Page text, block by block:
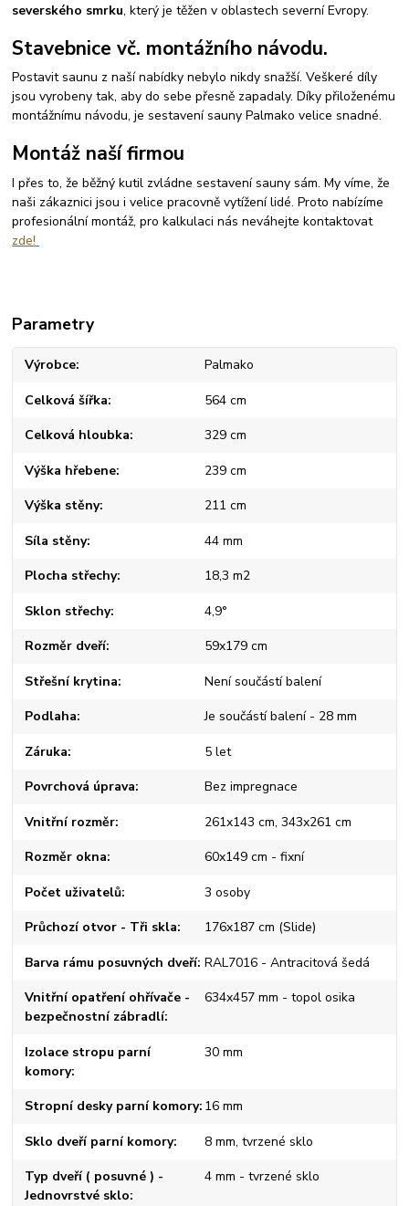
severského smrku, který je těžen v oblastech severní Evropy.
Stavebnice vč. montážního návodu.
Postavit saunu z naší nabídky nebylo nikdy snažší. Veškeré díly
jsou vyrobeny tak, aby do sebe přesně zapadaly. Díky přiloženému
montážnímu návodu, je sestavení sauny Palmako velice snadné.
Montáž naší firmou
I přes to, že běžný kutil zvládne sestavení sauny sám. My víme, že
naši zákaznici jsou i velice pracovně vytížení lidé. Proto nabízíme
profesionální montáž, pro kalkulaci nás neváhejte kontaktovat
zde!
Parametry
Výrobce Palmako
Celková šířka 564 cm
Celková hloubka 329 cm
Výška hřebene 239 cm
Výška stěny 211 cm
Síla stěny 44 mm
Plocha střechy 18,3 m2
Sklon střechy 4,9°
Rozměr dveří 59x179 cm
Střešní krytina Není součástí balení
Podlaha Je součástí balení - 28 mm
Záruka 5 let
Povrchová úprava Bez impregnace
Vnitřní rozměr 261x143 cm, 343x261 cm
Rozměr okna 60x149 cm - fixní
Počet uživatelů 3 osoby
Průchozí otvor - Tři skla 176x187 cm (Slide)
Barva rámu posuvných dveří RAL7016 - Antracitová šedá
Vnitřní opatření ohřívače -
bezpečnostní zábradlí
634x457 mm - topol osika
Izolace stropu parní
komory
30 mm
Stropní desky parní komory 16 mm
Sklo dveří parní komory 8 mm, tvrzené sklo
Typ dveří ( posuvné ) -
Jednovrstvé sklo
4 mm - tvrzené sklo